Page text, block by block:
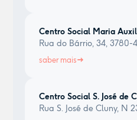
Centro Social Maria
Rua do Bárrio, 34, 3780-
saber mais
Centro Social S. José de
Rua S. José de Cluny, N